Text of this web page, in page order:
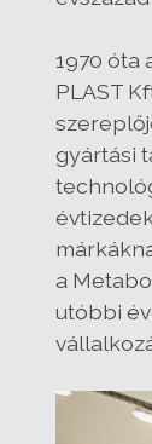
1970 óta
PLAST
gyártási
a
utóbbi